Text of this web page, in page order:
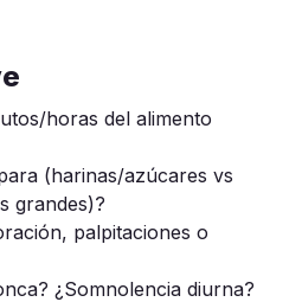
horas del alimento
(harinas/azúcares vs
grandes)?
palpitaciones o
¿Somnolencia diurna?